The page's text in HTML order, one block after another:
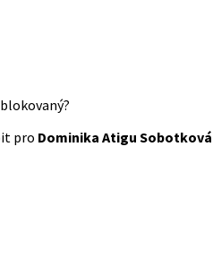
pro Dominika Atigu Sobotková